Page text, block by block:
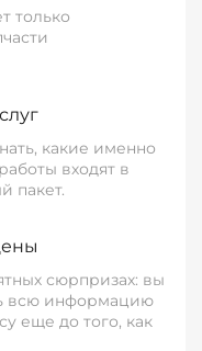
только
какие именно
входят в
пакет.
сюрпризах: вы
всю информацию
еще до того, как